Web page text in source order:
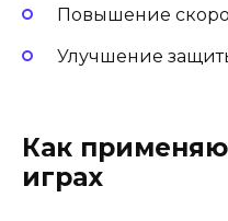
Повышение
Улучшение
Как
играх